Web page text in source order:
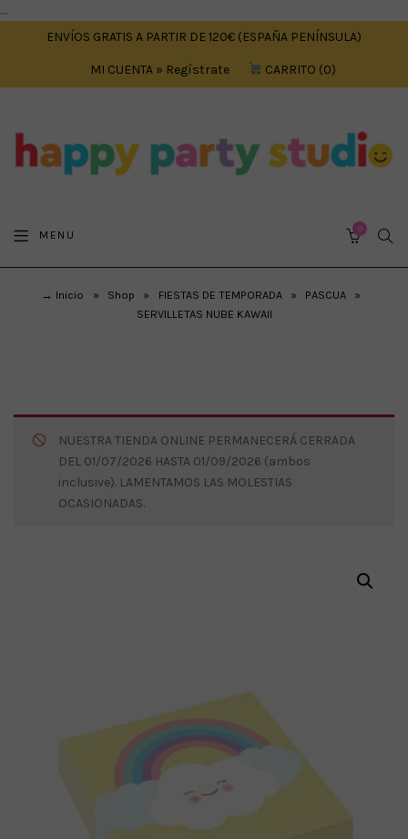
....
ENVÍOS GRATIS A PARTIR DE 120€ (ESPAÑA PENÍNSULA)
MI CUENTA » Regístrate CARRITO 0
MENU 0
→ Inicio » Shop » FIESTAS DE TEMPORADA » PASCUA
»
SERVILLETAS NUBE KAWAII
NUESTRA TIENDA ONLINE PERMANECERÁ CERRADA
DEL 01/07/2026 HASTA 01/09/2026 (ambos
inclusive). LAMENTAMOS LAS MOLESTIAS
OCASIONADAS.